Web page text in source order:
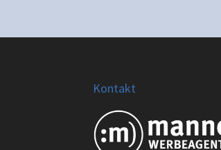
Kontakt